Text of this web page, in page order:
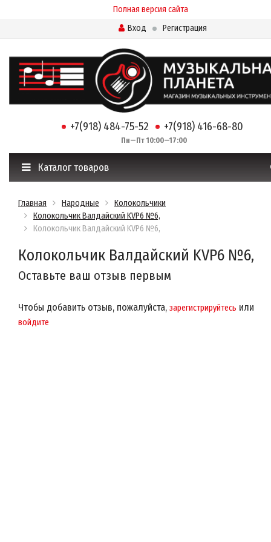
Полная версия сайта
Вход
Регистрация
+7(918) 484-75-52 +7(918) 416-68-80
Пн—Пт 10:00—17:00
Каталог товаров
Главная Народные
Колокольчики
Колокольчик Валдайский KVP6 №6,
Колокольчик Валдайский KVP6 №6,
Колокольчик Валдайский KVP6 №6,
Оставьте ваш отзыв первым
Чтобы добавить отзыв, пожалуйста, зарегистрируйтесь или
войдите